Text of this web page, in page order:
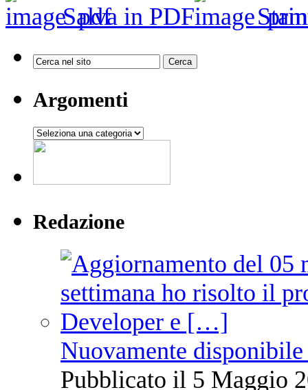
Salva in PDF
Argomenti
Argomenti
Redazione
Nuovamente
Pubblicato il 5 Maggio